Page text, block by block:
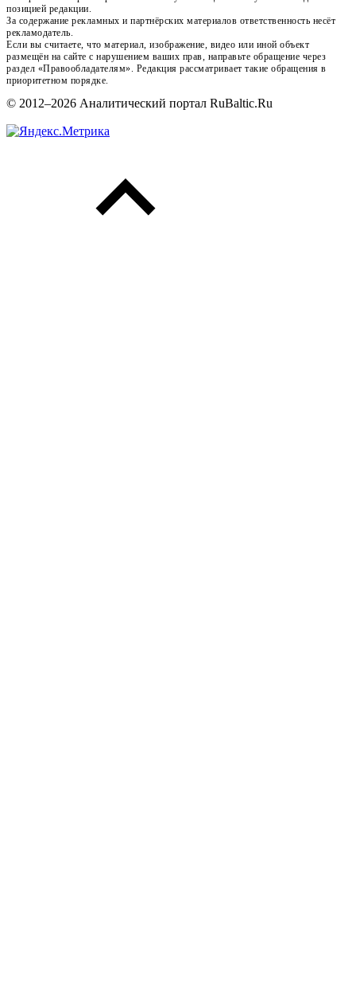
позицией редакции.
За содержание рекламных и партнёрских материалов ответственность несёт
рекламодатель.
Если вы считаете, что материал, изображение, видео или иной объект
размещён на сайте с нарушением ваших прав, направьте обращение через
раздел «Правообладателям». Редакция рассматривает такие обращения в
приоритетном порядке.
© 2012–2026 Аналитический портал RuBaltic.Ru